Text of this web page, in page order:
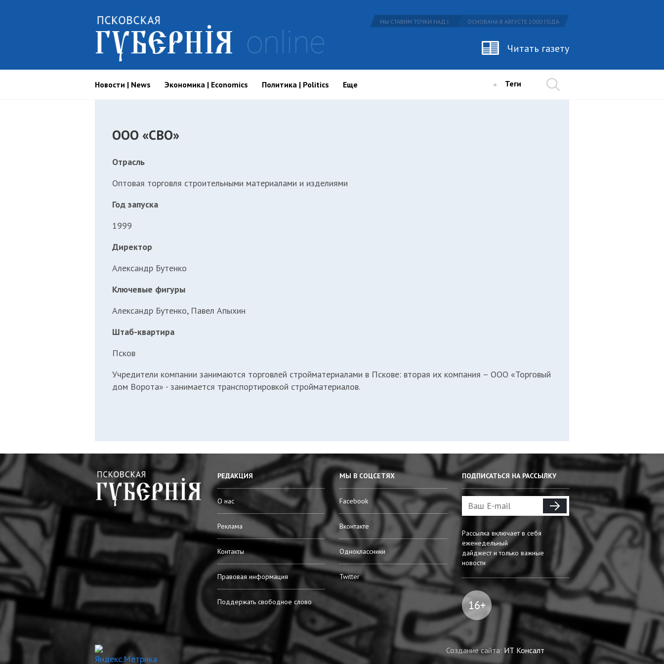
МЫ СТАВИМ ТОЧКИ НАД I ОСНОВАНА В АВГУСТЕ 2000 ГОДА
Читать газету
Новости | News Экономика | Economics Политика | Politics Еще Теги
ООО «СВО»
Отрасль
Оптовая торговля строительными материалами и изделиями
Год запуска
1999
Директор
Александр Бутенко
Ключевые фигуры
Александр Бутенко, Павел Апыхин
Штаб-квартира
Псков
Учредители компании занимаются торговлей стройматериалами в Пскове: вторая их компания – ООО «Торговый
дом Ворота» - занимается транспортировкой стройматериалов.
РЕДАКЦИЯ
О нас
Реклама
Контакты
Правовая информация
Поддержать свободное слово
МЫ В СОЦСЕТЯХ
Facebook
Вконтакте
Одноклассники
Twitter
ПОДПИСАТЬСЯ НА РАССЫЛКУ
Рассылка включает в себя
еженедельный
дайджест и только важные
новости
Создание сайта: ИТ Консалт